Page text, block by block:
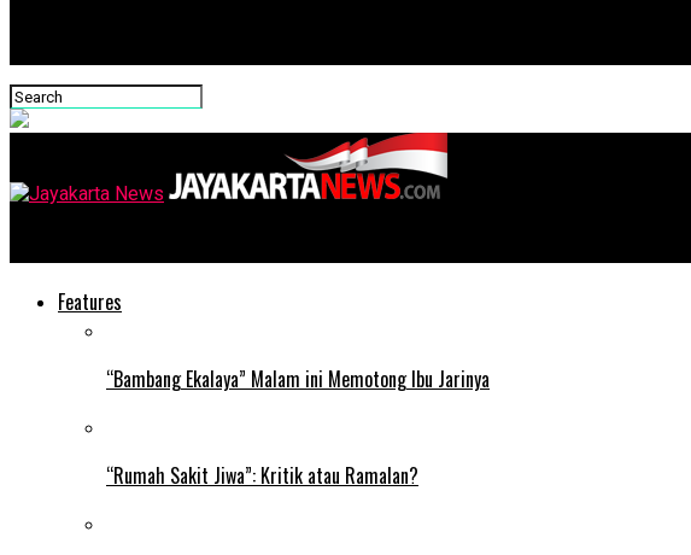
Features
“Bambang Ekalaya” Malam ini Memotong Ibu Jarinya
“Rumah Sakit Jiwa”: Kritik atau Ramalan?